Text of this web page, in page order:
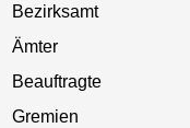
Bezirksamt
Ämter
Beauftragte
Gremien